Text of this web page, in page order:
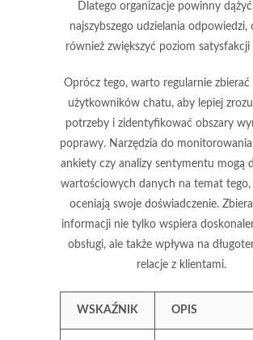
Dlatego organizacje powinny
najszybszego udzielania odpowiedzi,
również zwiększyć poziom
Oprócz tego, warto regularnie zbierać
użytkowników chatu, aby lepiej
potrzeby i zidentyfikować obszary
poprawy. Narzędzia do
ankiety czy analizy sentymentu mogą
wartościowych danych na temat tego,
oceniają swoje doświadczenie.
informacji nie tylko wspiera
obsługi, ale także wpływa na
relacje z klientami.
WSKAŹNIK OPIS